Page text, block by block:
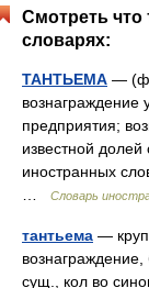
Смотреть
словарях:
ТАНТЬЕМА —
вознаграждение
предприятия;
известной
иностранных
Словарь
тантьема —
сущ., кол во